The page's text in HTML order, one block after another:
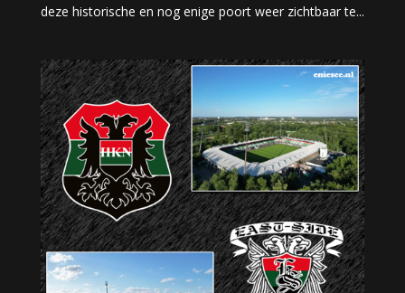
deze historische en nog enige poort weer zichtbaar te...